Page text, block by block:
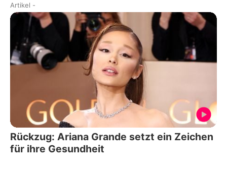
Artikel -
Rückzug: Ariana Grande setzt ein Zeichen
für ihre Gesundheit